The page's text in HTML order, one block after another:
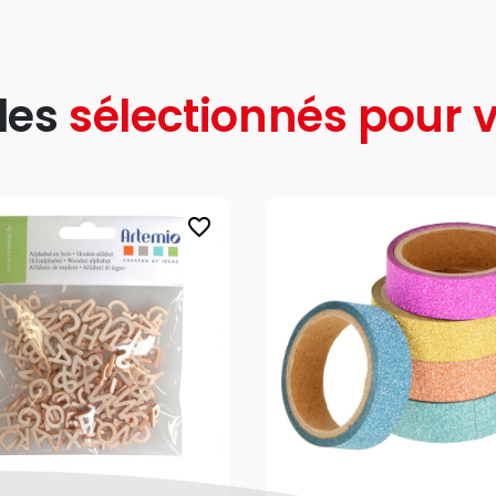
sélectionnés pour
favorite_border